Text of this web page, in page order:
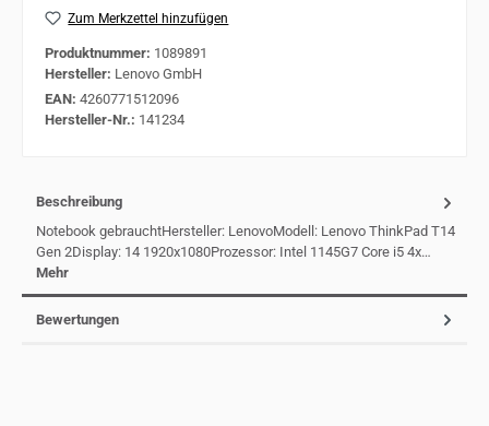
Zum Merkzettel hinzufügen
Produktnummer: 1089891
Hersteller: Lenovo GmbH
EAN: 4260771512096
Hersteller-Nr.: 141234
Beschreibung
Notebook gebrauchtHersteller: LenovoModell: Lenovo ThinkPad T14
Gen 2Display: 14 1920x1080Prozessor: Intel 1145G7 Core i5 4x…
Mehr
Bewertungen